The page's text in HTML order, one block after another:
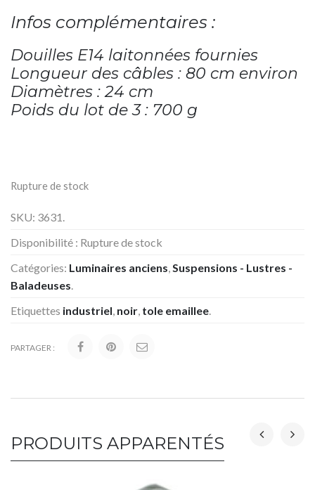
Infos complémentaires :
Douilles E14 laitonnées fournies
Longueur des câbles : 80 cm environ
Diamètres : 24 cm
Poids du lot de 3 : 700 g
Rupture de stock
SKU: 3631 .
Disponibilité : Rupture de stock
Catégories: Luminaires anciens,Suspensions - Lustres -
Baladeuses.
Etiquettes industriel, noir, tole emaillee.
PARTAGER :
PRODUITS APPARENTÉS